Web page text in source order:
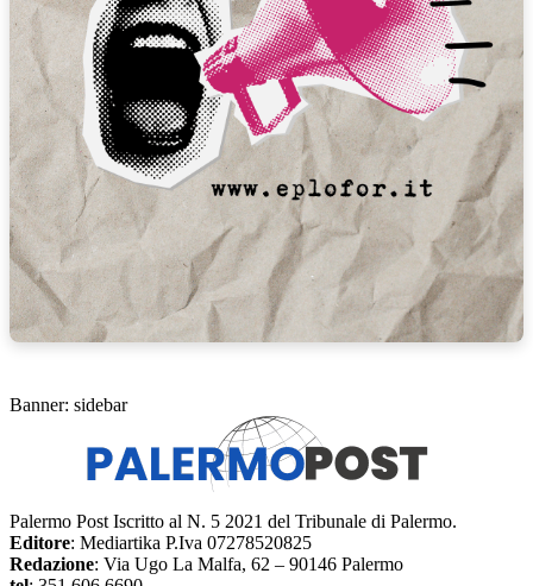
Banner: sidebar
Palermo Post Iscritto al N. 5 2021 del Tribunale di Palermo.
Editore: Mediartika P.Iva 07278520825
Redazione: Via Ugo La Malfa, 62 – 90146 Palermo